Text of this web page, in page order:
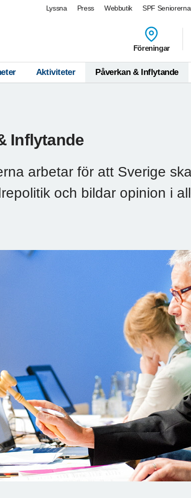
Lyssna Press Webbutik SPF
Föreningar
Aktiviteter Påverkan & Inflytande
Inflytande
arbetar för att Sverige
och bildar opinion i